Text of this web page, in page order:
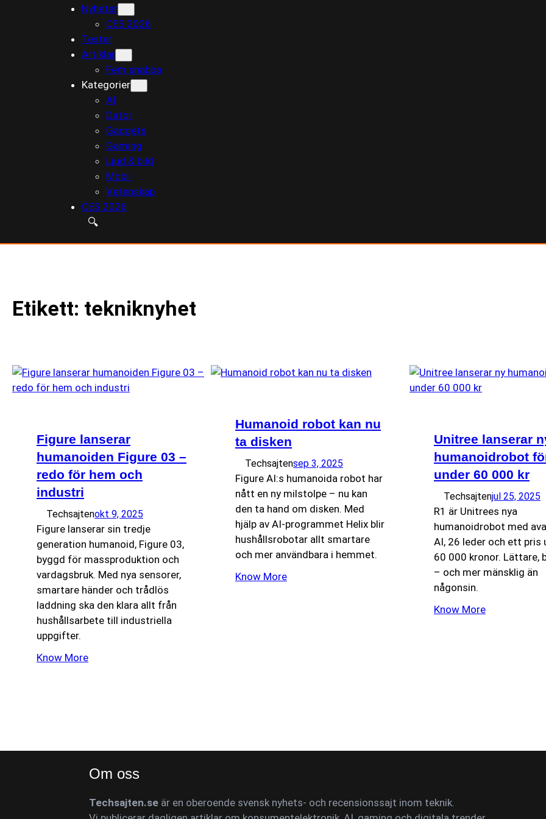
Nyheter
CES 2026
Tester
Artiklar
Fem snabba
Kategorier
AI
Dator
Gadgets
Gaming
Ljud & bild
Mobil
Vetenskap
CES 2026
🔍
Etikett: tekniknyhet
Figure lanserar
humanoiden Figure 03 –
redo för hem och
industri
Techsajtenokt 9, 2025
Figure lanserar sin tredje
generation humanoid, Figure 03,
byggd för massproduktion och
vardagsbruk. Med nya sensorer,
smartare händer och trådlös
laddning ska den klara allt från
hushållsarbete till industriella
uppgifter.
Know More
Humanoid robot kan nu
ta disken
Techsajtensep 3, 2025
Figure AI:s humanoida robot har
nått en ny milstolpe – nu kan
den ta hand om disken. Med
hjälp av AI-programmet Helix blir
hushållsrobotar allt smartare
och mer användbara i hemmet.
Know More
Unitree lanserar
humanoidrobot
under 60 000 kr
Techsajtenjul 25, 2025
R1 är Unitrees nya
humanoidrobot med
AI, 26 leder och ett pris
60 000 kronor. Lättare,
– och mer mänsklig än
någonsin.
Know More
Om oss
Techsajten.seär en oberoende svensk nyhets- och recensionssajt inom teknik.